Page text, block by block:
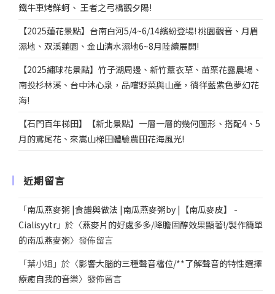
鐵牛車烤鮮蚵、 王者之弓橋觀夕陽!
【2025蓮花景點】台南白河5/4~6/14繽紛登場! 桃園觀音、月眉
濕地、双溪蓮園、金山清水濕地6~8月陸續展開!
【2025繡球花景點】竹子湖周邊、新竹薰衣草、苗栗花露農場、
南投杉林溪、台中沐心泉，品嚐野菜與山產，徜徉藍紫色夢幻花
海!
【石門百年梯田】【新北景點】一層一層的幾何圖形、搭配4、5
月的鳶尾花、來嵩山梯田體驗農田花海風光!
近期留言
「南瓜燕麥粥 |食譜與做法 |南瓜燕麥粥by |【南瓜麥皮】 -
Cialisyytr 」於〈燕麥片的好處多多/降膽固醇效果顯著!/製作簡單
的南瓜燕麥粥〉發佈留言
「葉小姐 」於〈影響大腦的三種聲音檔位/**了解聲音的特性選擇
療癒自我的音樂〉發佈留言